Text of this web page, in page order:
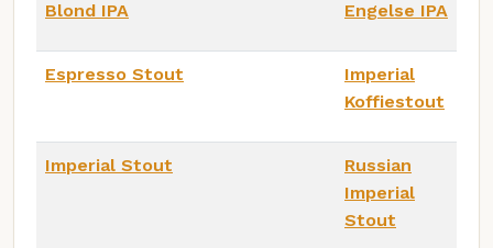
Blond IPA Engelse IPA
Espresso Stout
Imperial
Koffiestout
Imperial Stout
Russian
Imperial
Stout